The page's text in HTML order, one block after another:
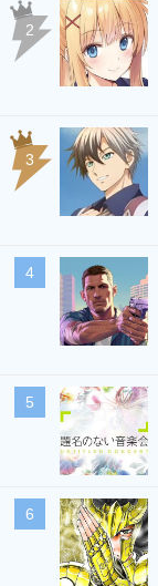
2
3
4
5
6